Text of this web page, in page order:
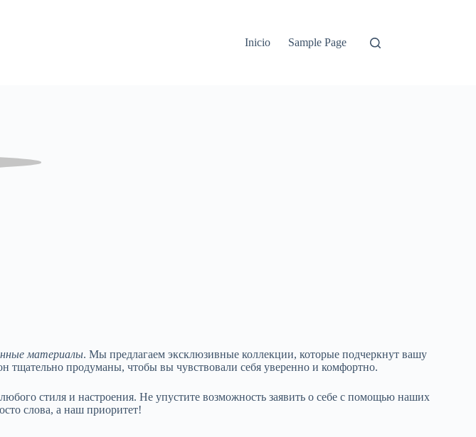
Inicio Sample Page
материалы. Мы предлагаем эксклюзивные коллекции, которые подчеркнут вашу
тщательно продуманы, чтобы вы чувствовали себя уверенно и комфортно.
стиля и настроения. Не упустите возможность заявить о себе с помощью наших
слова, а наш приоритет!